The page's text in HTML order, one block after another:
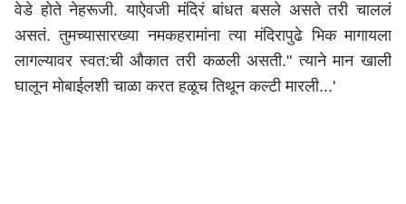
वेडे होते नेहरूजी. याऐवजी मंदिरं बांधत बसले असते तरी चाललं
असतं. तुमच्यासारख्या नमकहरामांना त्या मंदिरापुढे भिक मागायला
लागल्यावर स्वत:ची औकात तरी कळली असती." त्याने मान खाली
घालून मोबाईलशी चाळा करत हळूच तिथून कल्टी मारली...'